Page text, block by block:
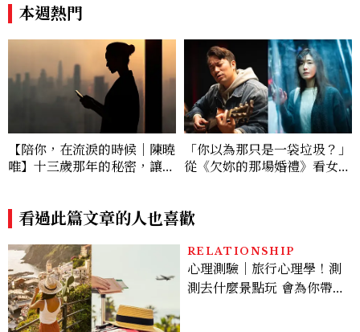
本週熱門
【陪你，在流淚的時候｜陳曉
唯】十三歲那年的秘密，讓她
「你以為那只是一袋垃圾？」
從《欠妳的那場婚禮》看女生
看過此篇文章的人也喜歡
RELATIONSHIP
心理測驗｜旅行心理學！測
測去什麼景點玩 會為你帶來